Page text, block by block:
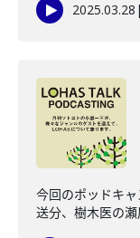
2025.03.28 |
今回のポッドキ
送分、樹木医の瀬